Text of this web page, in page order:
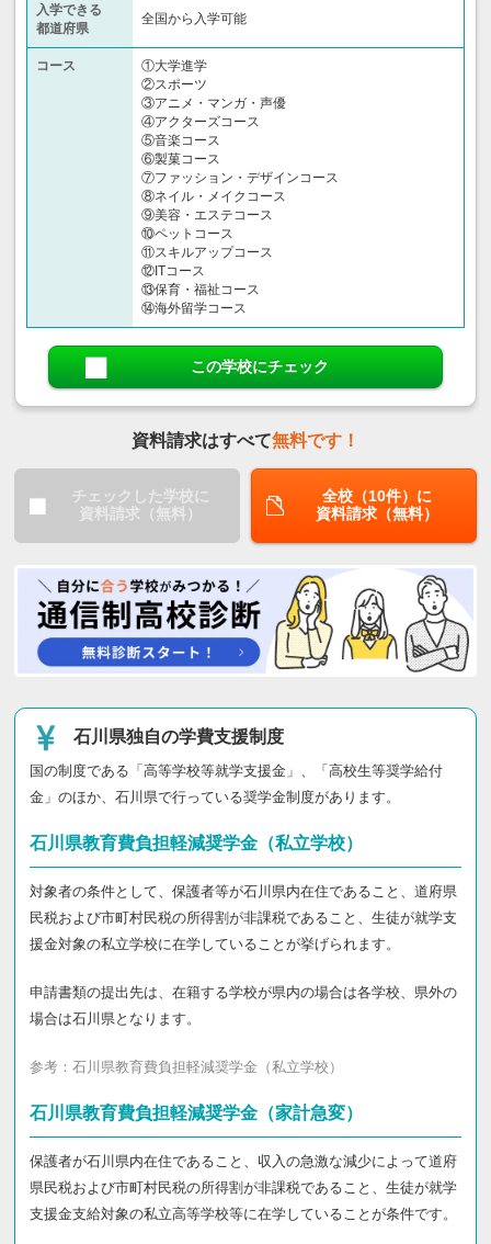
入学できる
都道府県
全国から入学可能
コース
①大学進学
②スポーツ
③アニメ・マンガ・声優
④アクターズコース
⑤音楽コース
⑥製菓コース
⑦ファッション・デザインコース
⑧ネイル・メイクコース
⑨美容・エステコース
⑩ペットコース
⑪スキルアップコース
⑫ITコース
⑬保育・福祉コース
⑭海外留学コース
この学校にチェック
資料請求はすべて無料です！
チェックした学校に
資料請求（無料）
全校（10件）に
資料請求（無料）
石川県独自の学費支援制度
国の制度である「高等学校等就学支援金」、「高校生等奨学給付
金」のほか、石川県で行っている奨学金制度があります。
石川県教育費負担軽減奨学金（私立学校）
対象者の条件として、保護者等が石川県内在住であること、道府県
民税および市町村民税の所得割が非課税であること、生徒が就学支
援金対象の私立学校に在学していることが挙げられます。
申請書類の提出先は、在籍する学校が県内の場合は各学校、県外の
場合は石川県となります。
参考： 石川県教育費負担軽減奨学金（私立学校）
石川県教育費負担軽減奨学金（家計急変）
保護者が石川県内在住であること、収入の急激な減少によって道府
県民税および市町村民税の所得割が非課税であること、生徒が就学
支援金支給対象の私立高等学校等に在学していることが条件です。